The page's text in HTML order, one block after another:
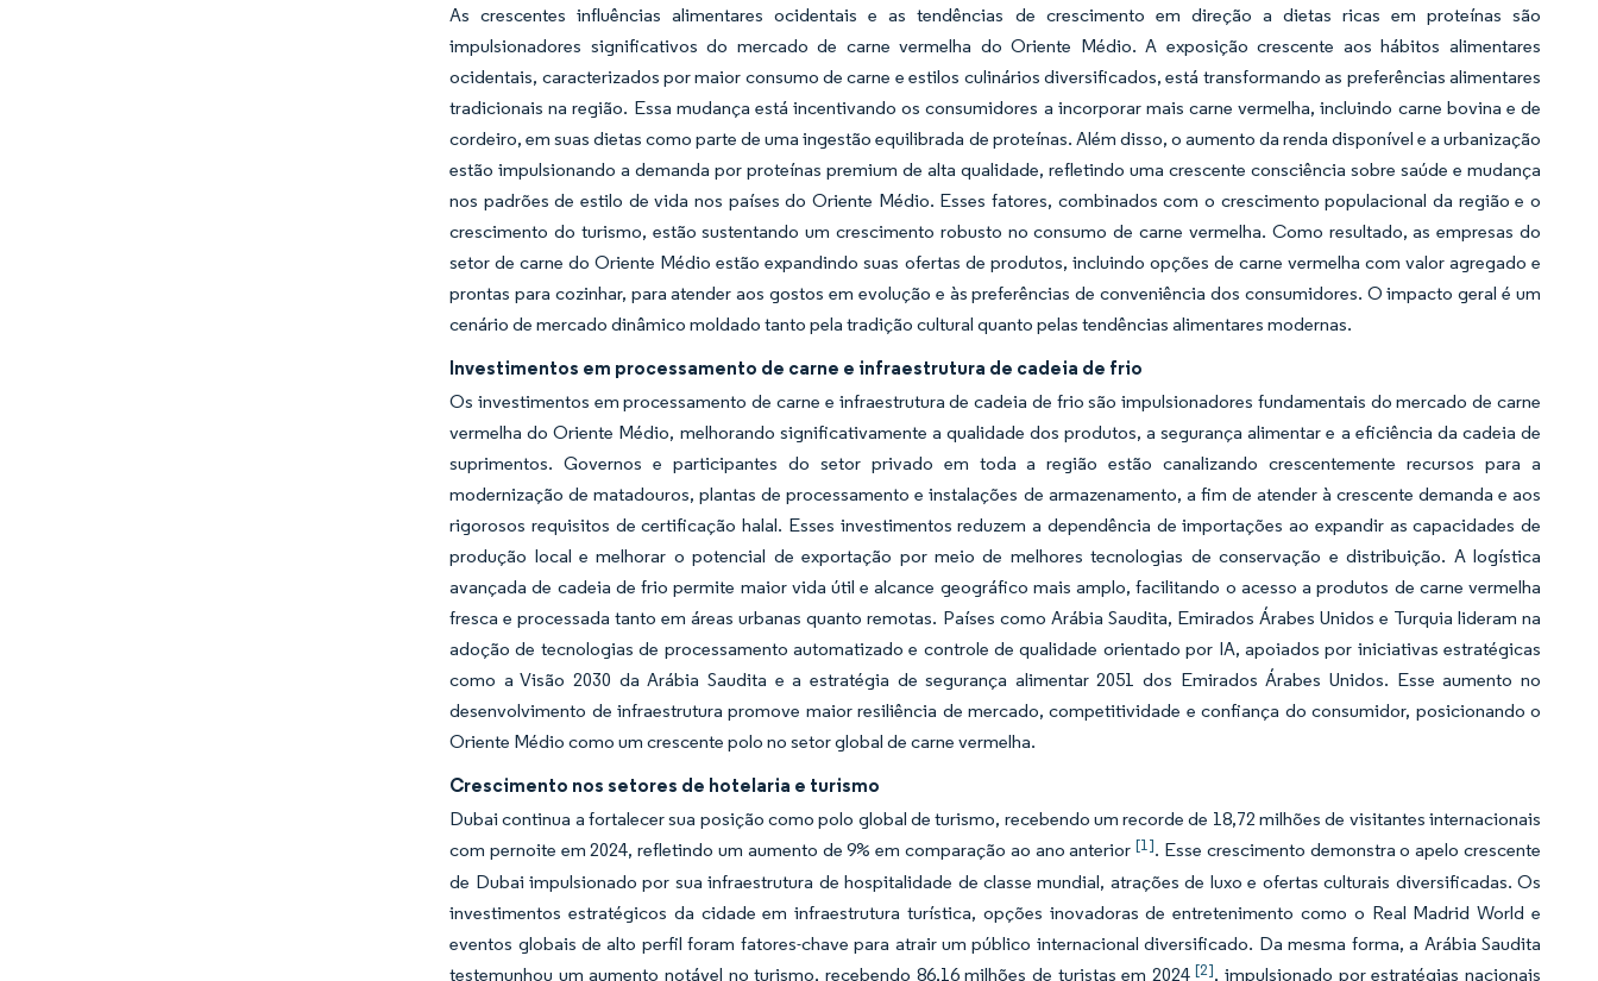
As crescentes influências alimentares ocidentais e as tendências de crescimento em direção a dietas ricas em proteínas são
impulsionadores significativos do mercado de carne vermelha do Oriente Médio. A exposição crescente aos hábitos alimentares
ocidentais, caracterizados por maior consumo de carne e estilos culinários diversificados, está transformando as preferências alimentares
tradicionais na região. Essa mudança está incentivando os consumidores a incorporar mais carne vermelha, incluindo carne bovina e de
cordeiro, em suas dietas como parte de uma ingestão equilibrada de proteínas. Além disso, o aumento da renda disponível e a urbanização
estão impulsionando a demanda por proteínas premium de alta qualidade, refletindo uma crescente consciência sobre saúde e mudança
nos padrões de estilo de vida nos países do Oriente Médio. Esses fatores, combinados com o crescimento populacional da região e o
crescimento do turismo, estão sustentando um crescimento robusto no consumo de carne vermelha. Como resultado, as empresas do
setor de carne do Oriente Médio estão expandindo suas ofertas de produtos, incluindo opções de carne vermelha com valor agregado e
prontas para cozinhar, para atender aos gostos em evolução e às preferências de conveniência dos consumidores. O impacto geral é um
cenário de mercado dinâmico moldado tanto pela tradição cultural quanto pelas tendências alimentares modernas.
Investimentos em processamento de carne e infraestrutura de cadeia de frio
Os investimentos em processamento de carne e infraestrutura de cadeia de frio são impulsionadores fundamentais do mercado de carne
vermelha do Oriente Médio, melhorando significativamente a qualidade dos produtos, a segurança alimentar e a eficiência da cadeia de
suprimentos. Governos e participantes do setor privado em toda a região estão canalizando crescentemente recursos para a
modernização de matadouros, plantas de processamento e instalações de armazenamento, a fim de atender à crescente demanda e aos
rigorosos requisitos de certificação halal. Esses investimentos reduzem a dependência de importações ao expandir as capacidades de
produção local e melhorar o potencial de exportação por meio de melhores tecnologias de conservação e distribuição. A logística
avançada de cadeia de frio permite maior vida útil e alcance geográfico mais amplo, facilitando o acesso a produtos de carne vermelha
fresca e processada tanto em áreas urbanas quanto remotas. Países como Arábia Saudita, Emirados Árabes Unidos e Turquia lideram na
adoção de tecnologias de processamento automatizado e controle de qualidade orientado por IA, apoiados por iniciativas estratégicas
como a Visão 2030 da Arábia Saudita e a estratégia de segurança alimentar 2051 dos Emirados Árabes Unidos. Esse aumento no
desenvolvimento de infraestrutura promove maior resiliência de mercado, competitividade e confiança do consumidor, posicionando o
Oriente Médio como um crescente polo no setor global de carne vermelha.
Crescimento nos setores de hotelaria e turismo
Dubai continua a fortalecer sua posição como polo global de turismo, recebendo um recorde de 18,72 milhões de visitantes internacionais
com pernoite em 2024, refletindo um aumento de 9% em comparação ao ano anterior[1]. Esse crescimento demonstra o apelo crescente
de Dubai impulsionado por sua infraestrutura de hospitalidade de classe mundial, atrações de luxo e ofertas culturais diversificadas. Os
investimentos estratégicos da cidade em infraestrutura turística, opções inovadoras de entretenimento como o Real Madrid World e
eventos globais de alto perfil foram fatores-chave para atrair um público internacional diversificado. Da mesma forma, a Arábia Saudita
testemunhou um aumento notável no turismo, recebendo 86,16 milhões de turistas em 2024[2], impulsionado por estratégias nacionais